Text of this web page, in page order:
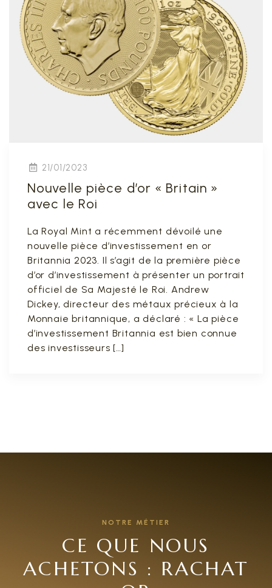
21/01/2023
Nouvelle pièce d’or « Britain »
avec le Roi
La Royal Mint a récemment dévoilé une
nouvelle pièce d’investissement en or
Britannia 2023. Il s’agit de la première pièce
d’or d’investissement à présenter un portrait
officiel de Sa Majesté le Roi. Andrew
Dickey, directeur des métaux précieux à la
Monnaie britannique, a déclaré : « La pièce
d’investissement Britannia est bien connue
des investisseurs […]
NOTRE MÉTIER
CE QUE NOUS
ACHETONS : RACHAT